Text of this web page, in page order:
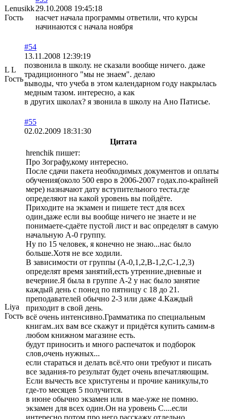
Lenusikk
Гость
29.10.2008 19:45:18
насчет начала программы ответили, что курсы
начинаются с начала ноября
L L
Гость
#54
13.11.2008 12:39:19
позвонила в школу. не сказали вообще ничего. даже
традиционного "мы не знаем". делаю
выводы, что учеба в этом календарном году накрылась
медным тазом. интересно, а как
в других школах? я звонила в школу на Ано Патисье.
Liya
Гость
#55
02.02.2009 18:31:30
Цитата
hrenchik пишет:
Про Зографу,кому интересно.
После сдачи пакета необходимых документов и оплаты
обучения(около 500 евро в 2006-2007 годах.по-крайней
мере) назначают дату вступительного теста,где
определяют на какой уровень вы пойдёте.
Приходите на экзамен и пишете тест для всех
один,даже если вы вообще ничего не знаете и не
понимаете-сдаёте пустой лист и вас определят в самую
начальную А-0 группу.
Ну по 15 человек, я конечно не знаю...нас было
больше.Хотя не все ходили.
В зависимости от группы (А-0,1,2,В-1,2,С-1,2,3)
определят время занятий,есть утренние.дневные и
вечерние.Я была в группе А-2 у нас было занятие
каждый день с понед по пятницу с 18 до 21.
преподавателей обычно 2-3 или даже 4.Каждый
приходит в свой день.
всё очень интенсивно.Грамматика по специальным
книгам..их вам все скажут и придётся купить самим-в
любом книжном магазине есть.
будут приносить и много распечаток и подборок
слов,очень нужных...
если стараться и делать всё.что они требуют и писать
все задания-то результат будет очень впечатляющим.
Если вычесть все христугены и прочие каникулы,то
где-то месяцев 5 получится.
в июне обычно экзамен или в мае-уже не помню.
экзамен для всех один.Он на уровень С....если
интересно потом про него расскажу отдельно.